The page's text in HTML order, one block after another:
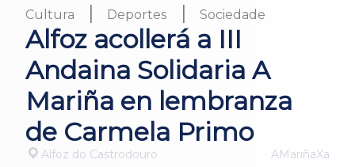
Cultura | Deportes | Sociedade
Alfoz acollerá a III
Andaina Solidaria A
Mariña en lembranza
de Carmela Primo
Alfoz do Castrodouro AMariñaXa